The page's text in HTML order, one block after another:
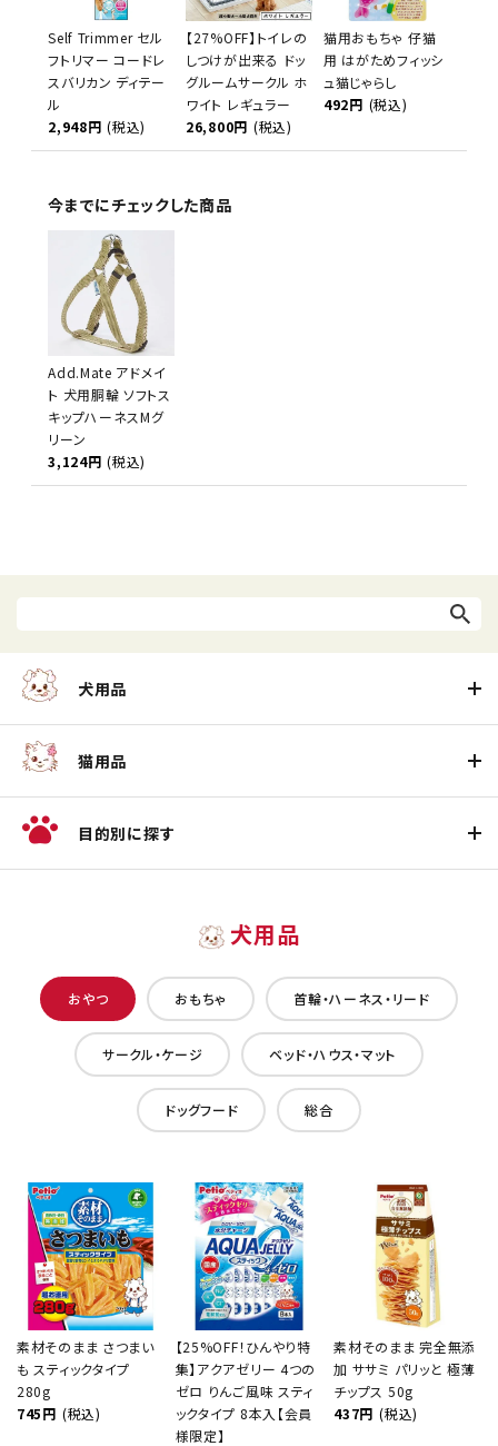
Self Trimmer セル
フトリマー コードレ
スバリカン ディテー
ル
2,948円 (税込)
【27%OFF】トイレの
しつけが出来る ドッ
グルームサークル ホ
ワイト レギュラー
26,800円 (税込)
猫用おもちゃ 仔猫
用 はがためフィッシ
ュ猫じゃらし
492円 (税込)
今までにチェックした商品
Add.Mate アドメイ
ト 犬用胴輪 ソフトス
キップハーネスMグ
リーン
3,124円 (税込)
犬用品
猫用品
目的別に探す
犬用品
おやつ おもちゃ 首輪・ハーネス・リード
サークル・ケージ ベッド・ハウス・マット
ドッグフード 総合
素材そのまま さつまい
も スティックタイプ
280g
745円 (税込)
【25%OFF！ひんやり特
集】アクアゼリー 4つの
ゼロ りんご風味 スティ
ックタイプ 8本入【会員
様限定】
素材そのまま 完全無添
加 ササミ パリッと 極薄
チップス 50g
437円 (税込)